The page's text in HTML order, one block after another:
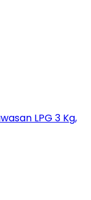
LPG 3 Kg,